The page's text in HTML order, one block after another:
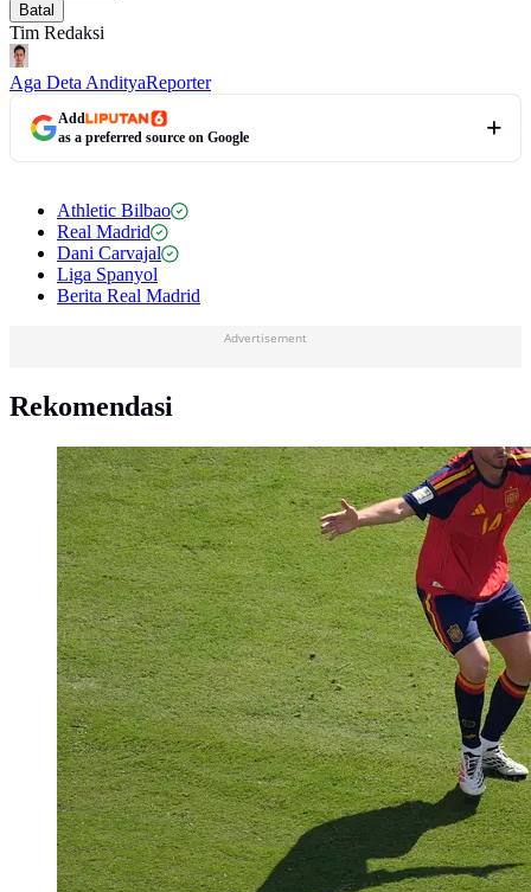
Batal
Tim Redaksi
Aga Deta AndityaReporter
Add
as a preferred source on Google
Athletic Bilbao
Real Madrid
Dani Carvajal
Liga Spanyol
Berita Real Madrid
Advertisement
Rekomendasi